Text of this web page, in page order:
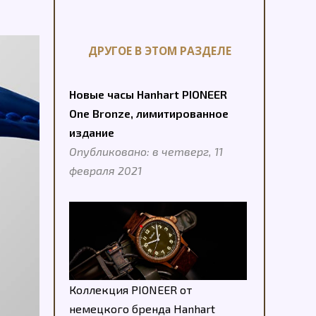
ДРУГОЕ В ЭТОМ РАЗДЕЛЕ
Новые часы Hanhart PIONEER
One Bronze, лимитированное
издание
Опубликовано: в четверг, 11
февраля 2021
Коллекция PIONEER от
немецкого бренда Hanhart